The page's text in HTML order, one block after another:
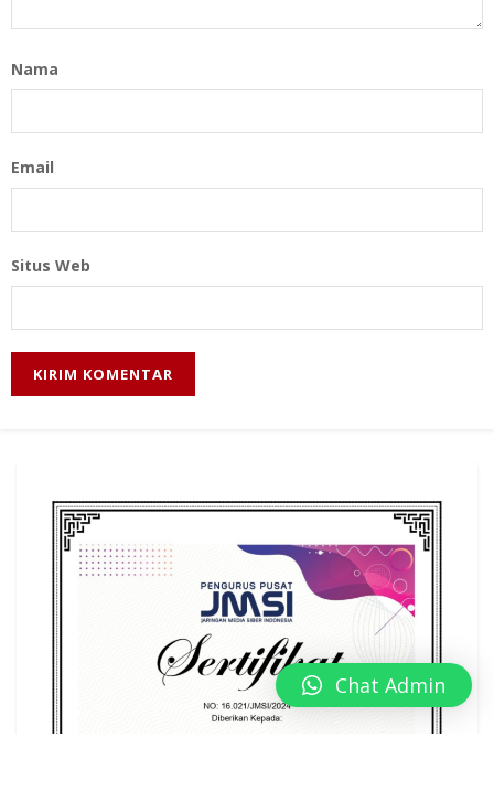
Nama
Email
Situs Web
Chat Admin